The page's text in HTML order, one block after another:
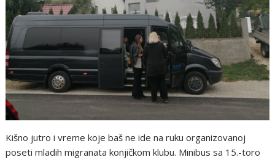
Kišno jutro i vreme koje baš ne ide na ruku organizovanoj
poseti mladih migranata konjičkom klubu. Minibus sa 15.-toro